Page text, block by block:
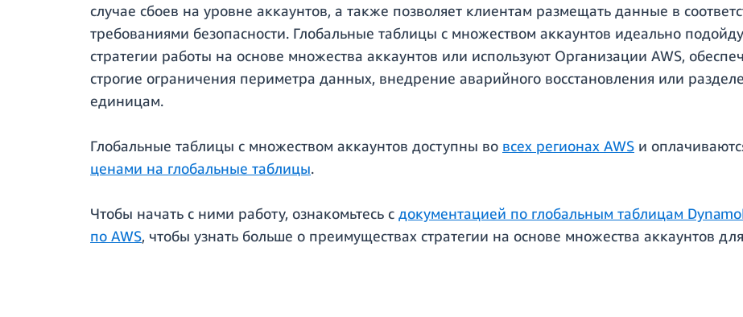
случае сбоев на уровне аккаунтов, а также позволяет клиентам размещать данные в
требованиями безопасности. Глобальные таблицы с множеством аккаунтов идеально
стратегии работы на основе множества аккаунтов или используют Организации AWS,
строгие ограничения периметра данных, внедрение аварийного восстановления или
единицам.
Глобальные таблицы с множеством аккаунтов доступны во всех регионах AWS и
ценами на глобальные таблицы.
Чтобы начать с ними работу, ознакомьтесь с документацией по глобальным таблицам
по AWS, чтобы узнать больше о преимуществах стратегии на основе множества аккаунтов